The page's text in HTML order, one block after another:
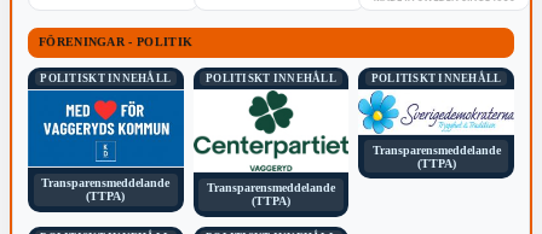
FÖRENINGAR - POLITIK
POLITISKT INNEHÅLL
Transparensmeddelande
(TTPA)
POLITISKT INNEHÅLL
Transparensmeddelande
(TTPA)
POLITISKT INNEHÅLL
Transparensmeddelande
(TTPA)